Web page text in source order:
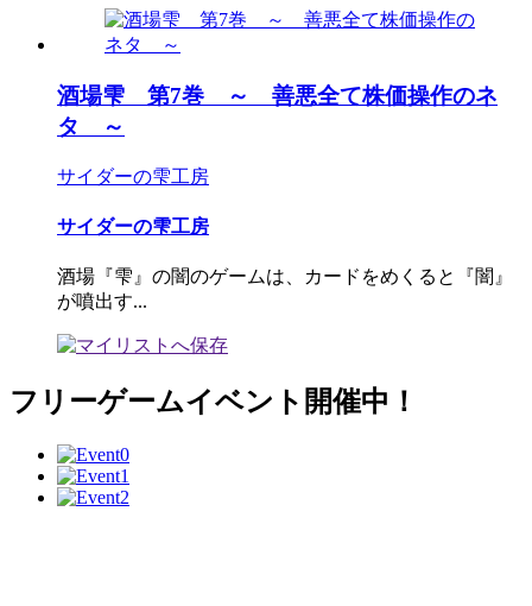
酒場雫 第7巻 ～ 善悪全て株価操作のネ
タ ～
サイダーの雫工房
サイダーの雫工房
酒場『雫』の闇のゲームは、カードをめくると『闇』
が噴出す...
フリーゲームイベント開催中！